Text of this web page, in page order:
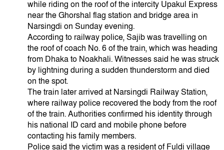
while riding on the roof of the intercity Upakul Express
near the Ghorshal flag station and bridge area in
Narsingdi on Sunday evening.
According to railway police, Sajib was travelling on
the roof of coach No. 6 of the train, which was heading
from Dhaka to Noakhali. Witnesses said he was struck
by lightning during a sudden thunderstorm and died
on the spot.
The train later arrived at Narsingdi Railway Station,
where railway police recovered the body from the roof
of the train. Authorities confirmed his identity through
his national ID card and mobile phone before
contacting his family members.
Police said the victim was a resident of Fuldi village